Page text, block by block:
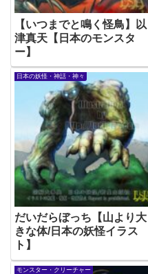
【いつまでと鳴く怪鳥】以
津真天【日本のモンスタ
ー】
日本の妖怪・神話・神々
だいだらぼっち【山より大
きな体/日本の妖怪イラス
ト】
モンスター・クリーチャー